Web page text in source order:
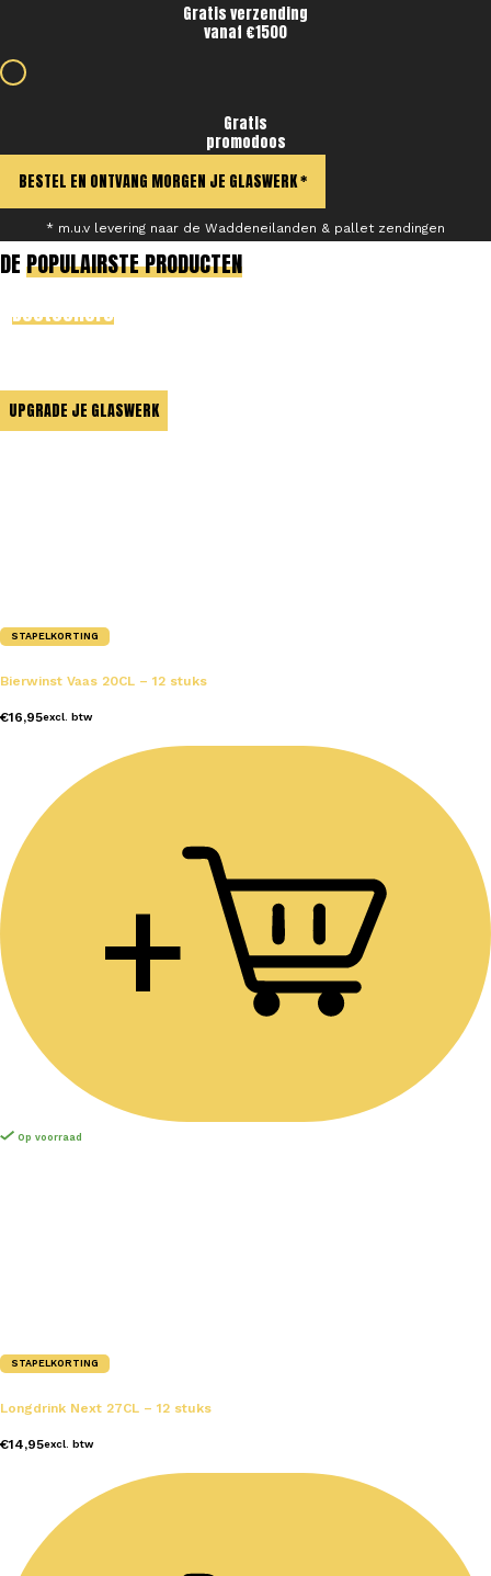
Gratis verzending
vanaf €1500
Gratis
promodoos
BESTEL EN ONTVANG MORGEN JE GLASWERK *
* m.u.v levering naar de Waddeneilanden & pallet zendingen
DEPOPULAIRSTE PRODUCTEN
Bestsellersonder
UPGRADE JE GLASWERK
STAPELKORTING
Bierwinst Vaas 20CL – 12 stuks
€16,95excl. btw
+
Op voorraad
STAPELKORTING
Longdrink Next 27CL – 12 stuks
€14,95excl. btw